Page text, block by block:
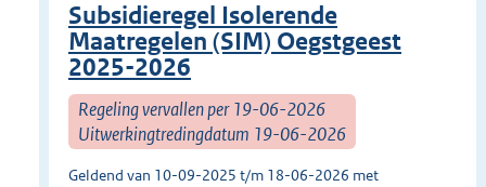
Subsidieregel Isolerende
Maatregelen (SIM) Oegstgeest
2025-2026
Regeling vervallen per 19-06-2026
Uitwerkingtredingdatum 19-06-2026
Geldend van 10-09-2025 t/m 18-06-2026 met